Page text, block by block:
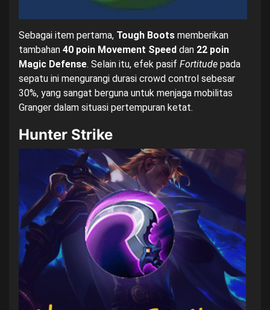
Sebagai item pertama, Tough Boots memberikan
tambahan 40 poin Movement Speed dan 22 poin
Magic Defense. Selain itu, efek pasif Fortitude pada
sepatu ini mengurangi durasi crowd control sebesar
30%, yang sangat berguna untuk menjaga mobilitas
Granger dalam situasi pertempuran ketat.
Hunter Strike